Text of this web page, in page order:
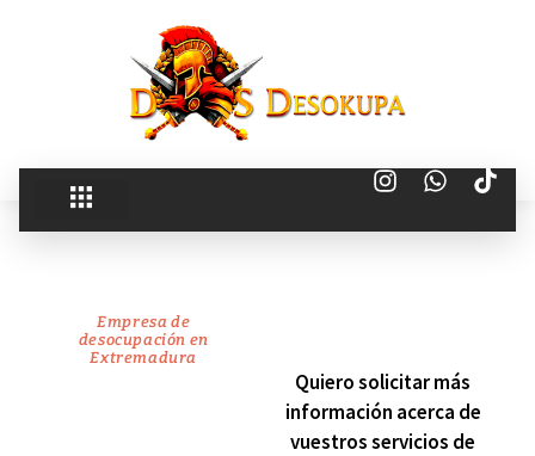
Empresa de
desocupación en
Extremadura
recuperamosQuiero solicitar más
información acerca de
vuestros servicios de